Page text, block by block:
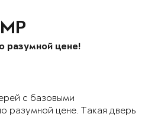
разумной цене!
с базовыми
разумной цене. Такая дверь